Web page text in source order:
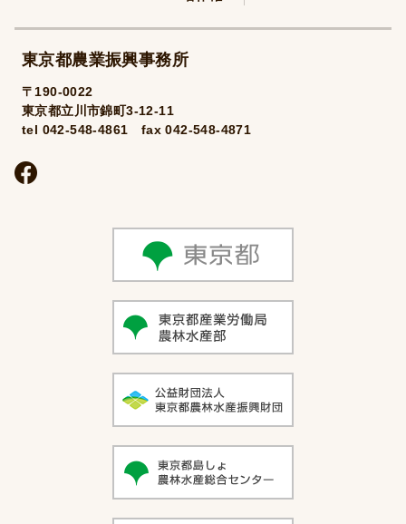
東京都農業振興事務所
〒190-0022
東京都立川市錦町3-12-11
tel 042-548-4861 fax 042-548-4871